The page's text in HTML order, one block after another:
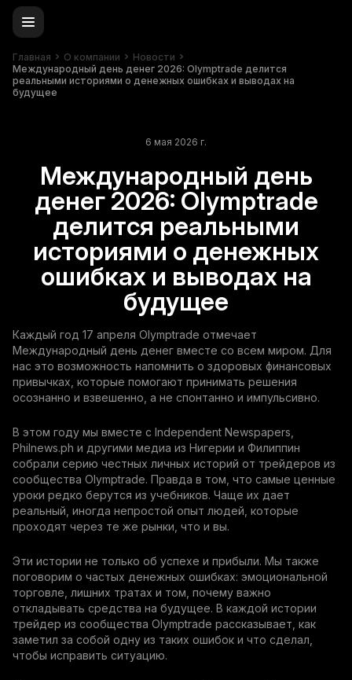
Главная О компании
Новости
Международный день денег 2026: Olymptrade делится
реальными историями о денежных ошибках и выводах на
будущее
6 мая 2026 г.
Международный день
денег 2026: Olymptrade
делится реальными
историями о денежных
ошибках и выводах на
будущее
Каждый год 17 апреля Olymptrade отмечает
Международный день денег вместе со всем миром. Для
нас это возможность напомнить о здоровых финансовых
привычках, которые помогают принимать решения
осознанно и взвешенно, а не спонтанно и импульсивно.
В этом году мы вместе с Independent Newspapers,
Philnews.ph и другими медиа из Нигерии и Филиппин
собрали серию честных личных историй от трейдеров из
сообщества Olymptrade. Правда в том, что самые ценные
уроки редко берутся из учебников. Чаще их дает
реальный, иногда непростой опыт людей, которые
проходят через те же рынки, что и вы.
Эти истории не только об успехе и прибыли. Мы также
поговорим о частых денежных ошибках: эмоциональной
торговле, лишних тратах и том, почему важно
откладывать средства на будущее. В каждой истории
трейдер из сообщества Olymptrade рассказывает, как
заметил за собой одну из таких ошибок и что сделал,
чтобы исправить ситуацию.